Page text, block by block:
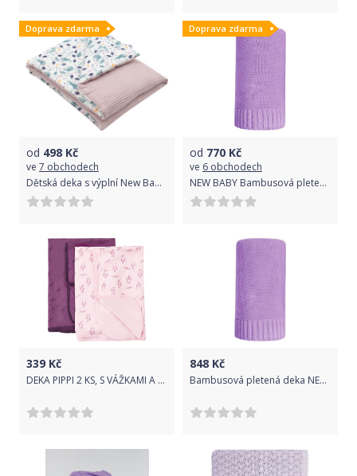
Doprava zdarma
od 498 Kč
ve 7 obchodech
Dětská deka s výplní New Baby Vafle fialová králíčci 80x102 cm
Doprava zdarma
od 770 Kč
ve 6 obchodech
NEW BABY Bambusová pletená deka fialová Bambus 100x80 cm
339 Kč
DEKA PIPPI 2 KS, S VÁŽKAMI A SRDÍČKY, FIALOVÉ, BAVLNA Velikost: ONE SIZE
848 Kč
Bambusová pletená deka NEW BABY 100x80 cm fialová, Fialová